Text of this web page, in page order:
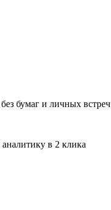
бумаг и личных встреч
в 2 клика